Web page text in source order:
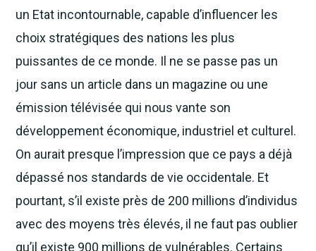
un Etat incontournable, capable d’influencer les
choix stratégiques des nations les plus
puissantes de ce monde. Il ne se passe pas un
jour sans un article dans un magazine ou une
émission télévisée qui nous vante son
développement économique, industriel et culturel.
On aurait presque l’impression que ce pays a déjà
dépassé nos standards de vie occidentale. Et
pourtant, s’il existe près de 200 millions d’individus
avec des moyens très élevés, il ne faut pas oublier
qu’il existe 900 millions de vulnérables. Certains